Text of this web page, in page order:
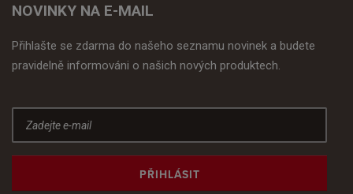
NOVINKY NA E-MAIL
Přihlašte se zdarma do našeho seznamu novinek a budete
pravidelně informováni o našich nových produktech.
PŘIHLÁSIT